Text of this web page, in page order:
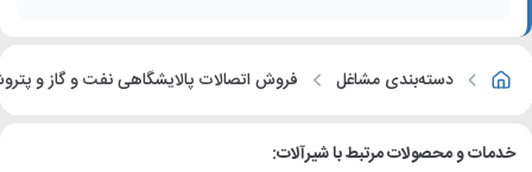
دسته‌بندی مشاغل فروش اتصالات پالایشگاهی نفت و گاز و
خدمات و محصولات مرتبط با شیرآلات: